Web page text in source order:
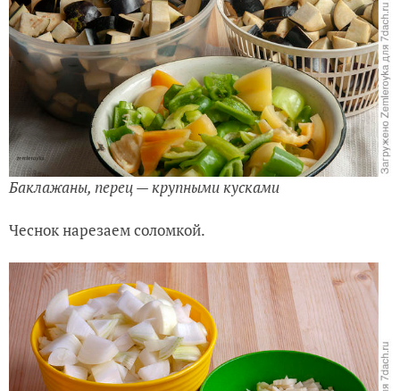
Баклажаны, перец — крупными кусками
Чеснок нарезаем соломкой.